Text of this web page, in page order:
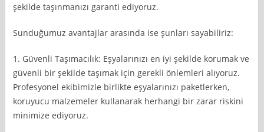
şekilde taşınmanızı garanti ediyoruz.
Sunduğumuz avantajlar arasında ise şunları sayabiliriz:
1. Güvenli Taşımacılık: Eşyalarınızı en iyi şekilde korumak ve
güvenli bir şekilde taşımak için gerekli önlemleri alıyoruz.
Profesyonel ekibimizle birlikte eşyalarınızı paketlerken,
koruyucu malzemeler kullanarak herhangi bir zarar riskini
minimize ediyoruz.